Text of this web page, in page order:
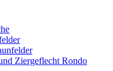
Ziergeflecht Rondo